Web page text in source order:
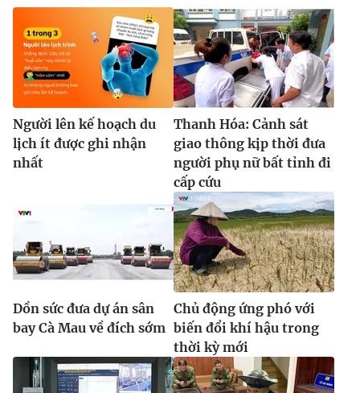
Người lên kế hoạch du
lịch ít được ghi nhận
nhất
Thanh Hóa: Cảnh sát
giao thông kịp thời đưa
người phụ nữ bất tỉnh đi
cấp cứu
Dồn sức đưa dự án sân
bay Cà Mau về đích sớm
Chủ động ứng phó với
biến đổi khí hậu trong
thời kỳ mới